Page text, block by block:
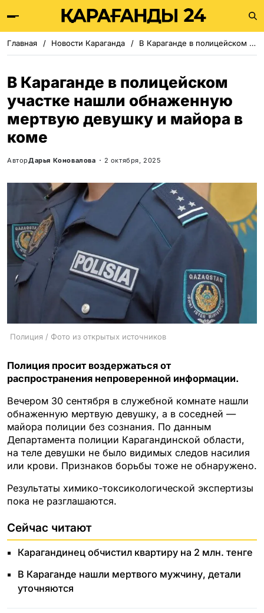
Главная Новости Караганда В Караганде в полицейском участке нашли обнаженную мертвую девушку и майора в коме
В Караганде в полицейском
участке нашли обнаженную
мертвую девушку и майора в
коме
АвторДарья Коновалова 2 октября, 2025
Полиция / Фото из открытых источников
Полиция просит воздержаться от
распространения непроверенной информации.
Вечером 30 сентября в служебной комнате нашли
обнаженную мертвую девушку, а в соседней —
майора полиции без сознания. По данным
Департамента полиции Карагандинской области,
на теле девушки не было видимых следов насилия
или крови. Признаков борьбы тоже не обнаружено.
Результаты химико-токсикологической экспертизы
пока не разглашаются.
Сейчас читают
Карагандинец обчистил квартиру на 2 млн. тенге
В Караганде нашли мертвого мужчину, детали
уточняются